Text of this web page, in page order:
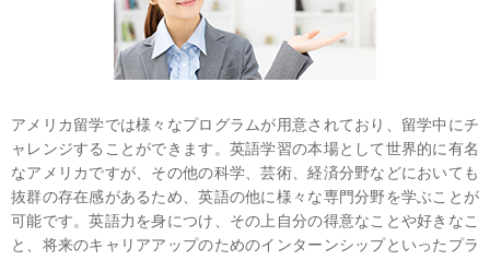
アメリカ留学では様々なプログラムが用意されており、留学中にチ
ャレンジすることができます。英語学習の本場として世界的に有名
なアメリカですが、その他の科学、芸術、経済分野などにおいても
抜群の存在感があるため、英語の他に様々な専門分野を学ぶことが
可能です。英語力を身につけ、その上自分の得意なことや好きなこ
と、将来のキャリアアップのためのインターンシップといったプラ